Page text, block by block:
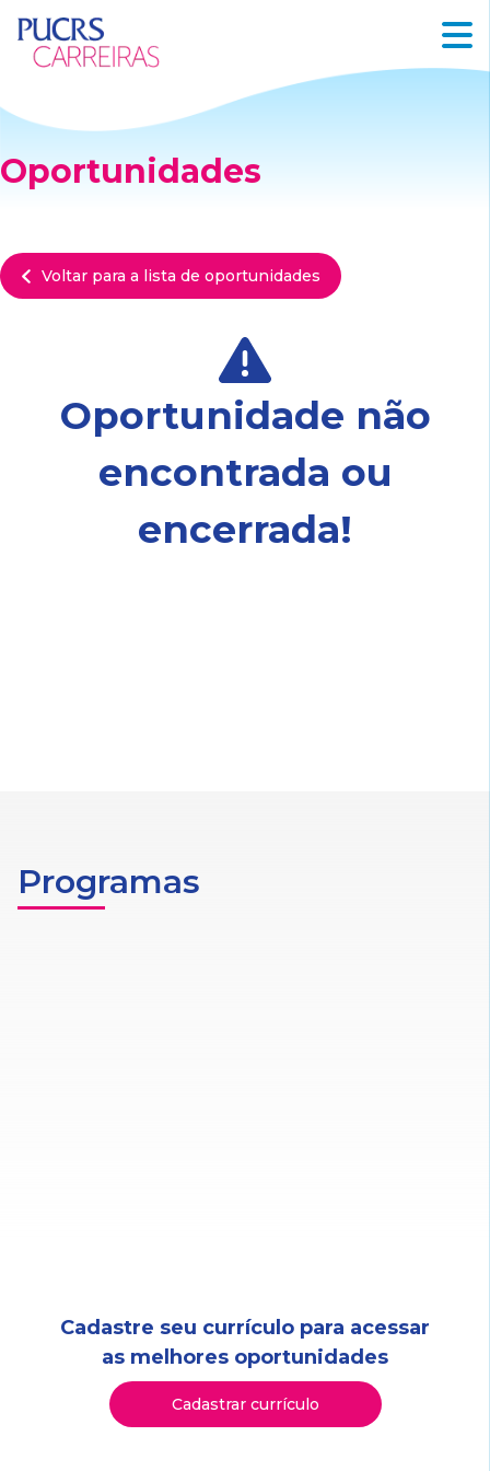
Oportunidades
Voltar para a lista de oportunidades
Oportunidade não
encontrada ou
encerrada!
Programas
Cadastre seu currículo para acessar
as melhores oportunidades
Cadastrar currículo